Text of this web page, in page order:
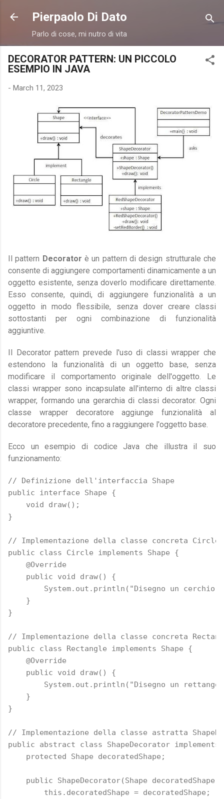
Skip to main content
Pierpaolo Di Dato
Parlo di cose, mi nutro di vita
DECORATOR PATTERN: UN PICCOLO
ESEMPIO IN JAVA
- March 11, 2023
Il pattern Decorator è un pattern di design strutturale che
consente di aggiungere comportamenti dinamicamente a un
oggetto esistente, senza doverlo modificare direttamente.
Esso consente, quindi, di aggiungere funzionalità a un
oggetto in modo flessibile, senza dover creare classi
sottostanti per ogni combinazione di funzionalità
aggiuntive.
Il Decorator pattern prevede l'uso di classi wrapper che
estendono la funzionalità di un oggetto base, senza
modificare il comportamento originale dell'oggetto. Le
classi wrapper sono incapsulate all'interno di altre classi
wrapper, formando una gerarchia di classi decorator. Ogni
classe wrapper decoratore aggiunge funzionalità al
decoratore precedente, fino a raggiungere l'oggetto base.
Ecco un esempio di codice Java che illustra il suo
funzionamento:
// Definizione dell'interfaccia Shape
public interface Shape {
    void draw();
}
// Implementazione della classe concreta Circle
public class Circle implements Shape {
    @Override
    public void draw() {
System.out.println("Disegno un
    }
}
// Implementazione della classe concreta
public class Rectangle implements Shape {
    @Override
    public void draw() {
System.out.println("Disegno un
    }
}
// Implementazione della classe astratta
public abstract class ShapeDecorator implements
    protected Shape decoratedShape;
public ShapeDecorator(Shape decoratedShape)
        this.decoratedShape = decoratedShape;